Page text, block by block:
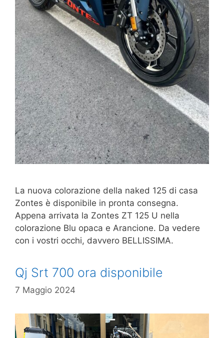
La nuova colorazione della naked 125 di casa
Zontes è disponibile in pronta consegna.
Appena arrivata la Zontes ZT 125 U nella
colorazione Blu opaca e Arancione. Da vedere
con i vostri occhi, davvero BELLISSIMA.
Qj Srt 700 ora disponibile
7 Maggio 2024